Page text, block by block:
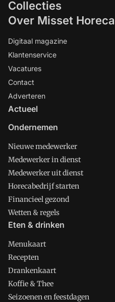
Collecties
Over Misset Horeca
Digitaal magazine
Klantenservice
Vacatures
Contact
Adverteren
Actueel
Ondernemen
Nieuwe medewerker
Medewerker in dienst
Medewerker uit dienst
Horecabedrijf starten
Financieel gezond
Wetten & regels
Eten & drinken
Menukaart
Recepten
Drankenkaart
Koffie & Thee
Seizoenen en feestdagen